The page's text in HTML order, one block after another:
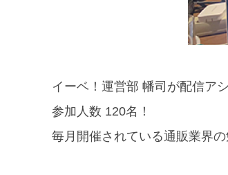
イーベ！運営部 幡司が配信ア
参加人数 120名！
毎月開催されている通販業界